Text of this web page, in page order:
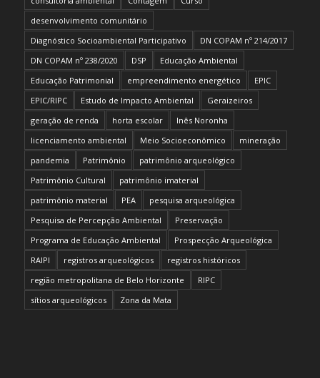
desenvolvimento comunitário
Diagnóstico Socioambiental Participativo
DN COPAM nº 214/2017
DN COPAM nº 238/2020
DSP
Educação Ambiental
Educação Patrimonial
empreendimento energético
EPIC
EPIC/RIPC
Estudo de Impacto Ambiental
Geraizeiros
geração de renda
horta escolar
Inês Noronha
licenciamento ambiental
Meio Socioeconômico
mineração
pandemia
Patrimônio
patrimônio arqueológico
Patrimônio Cultural
patrimônio imaterial
patrimônio material
PEA
pesquisa arqueológica
Pesquisa de Percepção Ambiental
Preservação
Programa de Educação Ambiental
Prospecção Arqueológica
RAIPI
registros arqueológicos
registros históricos
região metropolitana de Belo Horizonte
RIPC
sítios arqueológicos
Zona da Mata